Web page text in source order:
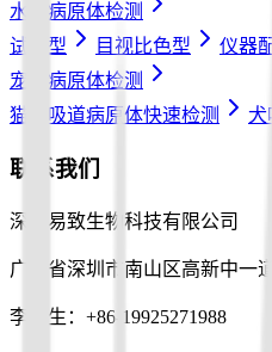
水产病原体检测
试纸型
目视比色型
仪器
宠物病原体检测
猫呼吸道病原体快速检测
犬
联系我们
深圳易致生物科技有限公司
广东省深圳市南山区高新中一
李先生：+86-19925271988